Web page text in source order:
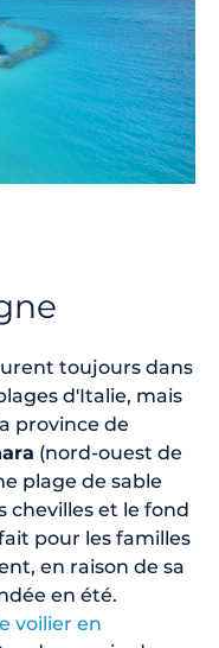
toujours dans
d'Italie, mais
province de
(nord-ouest de
plage de sable
chevilles et le fond
pour les familles
en raison de sa
en été.
voilier en